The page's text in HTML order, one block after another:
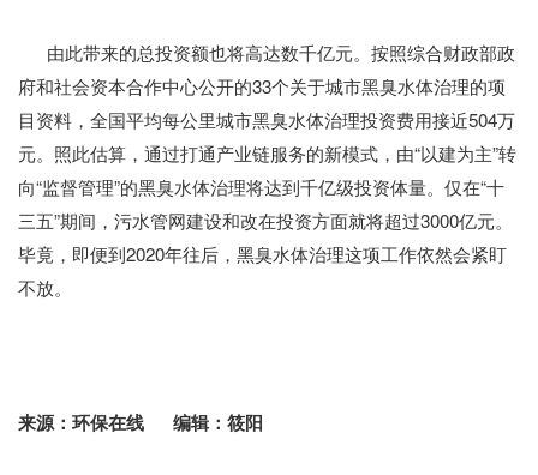
由此带来的总投资额也将高达数千亿元。按照综合财政部政
府和社会资本合作中心公开的33个关于城市黑臭水体治理的项
目资料，全国平均每公里城市黑臭水体治理投资费用接近504万
元。照此估算，通过打通产业链服务的新模式，由“以建为主”转
向“监督管理”的黑臭水体治理将达到千亿级投资体量。仅在“十
三五”期间，污水管网建设和改在投资方面就将超过3000亿元。
毕竟，即便到2020年往后，黑臭水体治理这项工作依然会紧盯
不放。
来源：环保在线 编辑：筱阳